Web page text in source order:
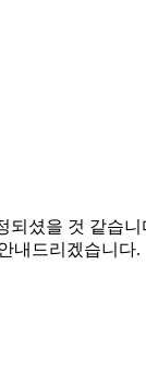
셨을 것 같습
내드리겠습니다.